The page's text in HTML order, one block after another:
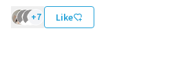
+7 Like